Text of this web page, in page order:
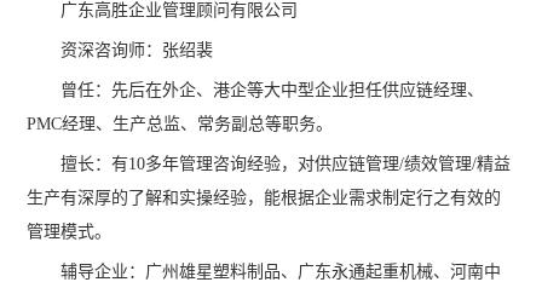
广东高胜企业管理顾问有限公司
资深咨询师：张绍裴
曾任：先后在外企、港企等大中型企业担任供应链经理、
PMC经理、生产总监、常务副总等职务。
擅长：有10多年管理咨询经验，对供应链管理/绩效管理/精益
生产有深厚的了解和实操经验，能根据企业需求制定行之有效的
管理模式。
辅导企业：广州雄星塑料制品、广东永通起重机械、河南中